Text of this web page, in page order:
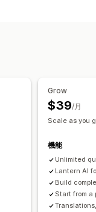
Grow
$39/月
Scale as you
機能
Unlimited
Lantern AI
Build
Start from a